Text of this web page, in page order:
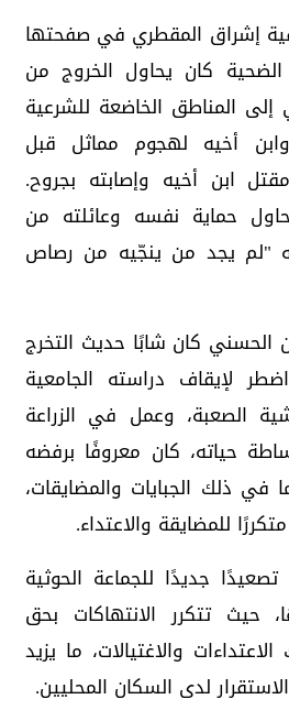
إشراق المقطري في صفحتها
كان يحاول الخروج من
المناطق الخاضعة للشرعية
أخيه لهجوم مماثل قبل
ابن أخيه وإصابته بجروح.
حماية نفسه وعائلته من
"لم يجد من ينجّيه من رصاص
الحسني كان شابًا حديث التخرج
لإيقاف دراسته الجامعية
الصعبة، وعمل في الزراعة
حياته، كان معروفًا برفضه
في ذلك الجبايات والمضايقات،
للمضايقة والاعتداء.
جديدًا للجماعة الحوثية
تتكرر الانتهاكات بحق
والاغتيالات، ما يزيد
لدى السكان المحليين.